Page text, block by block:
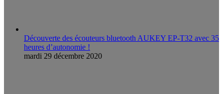
Découverte des écouteurs bluetooth AUKEY EP-T32 avec 35
heures d’autonomie !
mardi 29 décembre 2020